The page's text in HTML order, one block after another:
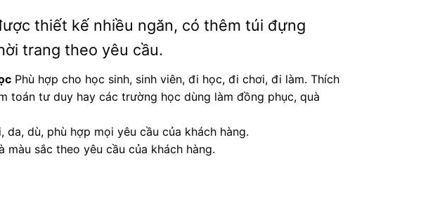
thiết kế nhiều ngăn, có thêm túi đựng
trang theo yêu cầu.
Phù hợp cho học sinh, sinh viên, đi học, đi chơi, đi làm. Thích
toán tư duy hay các trường học dùng làm đồng phục, quà
da, dù, phù hợp mọi yêu cầu của khách hàng.
màu sắc theo yêu cầu của khách hàng.